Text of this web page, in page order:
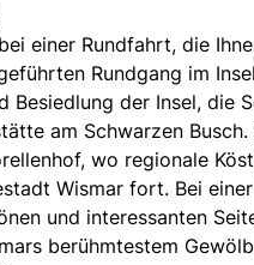
einer Rundfahrt, die
Rundgang im
Besiedlung der Insel, die
am Schwarzen
wo regionale
Wismar fort. Bei
und interessanten
berühmtestem